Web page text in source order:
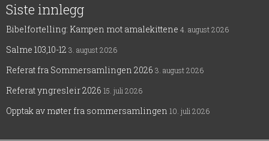
Siste innlegg
Bibelfortelling: Kampen mot amalekittene 4. august 2026
Salme 103,10-12 3. august 2026
Referat fra Sommersamlingen 2026 3. august 2026
Referat yngresleir 2026 15. juli 2026
Opptak av møter fra sommersamlingen 10. juli 2026